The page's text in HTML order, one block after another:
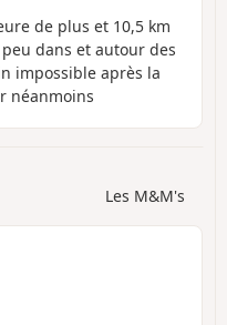
de plus et 10,5 km
dans et autour des
impossible après la
néanmoins
Les M&M's